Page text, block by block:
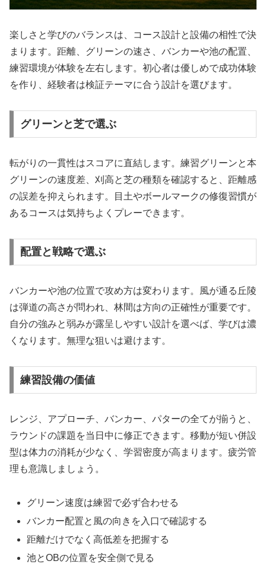
楽しさと学びのバランスは、コース設計と設備の相性で決
まります。距離、グリーンの速さ、バンカーや池の配置、
練習環境が体験を左右します。初心者は優しめで成功体験
を作り、経験者は検証テーマに合う設計を選びます。
グリーンと芝で選ぶ
転がりの一貫性はスコアに直結します。練習グリーンと本
グリーンの速度差、刈高と芝の種類を確認すると、距離感
の誤差を抑えられます。目土やボールマークの修復習慣が
あるコースは気持ちよくプレーできます。
配置と戦略で選ぶ
バンカーや池の位置で攻め方は変わります。風が通る丘陵
は弾道の高さが問われ、林間は方向の正確性が重要です。
自分の強みと弱みが露呈しやすい設計を選べば、学びは濃
くなります。無理な狙いは避けます。
練習設備の価値
レンジ、アプローチ、バンカー、パターの全てが揃うと、
ラウンドの課題を当日中に修正できます。移動が短い併設
型は体力の消耗が少なく、学習密度が高まります。疲労管
理も意識しましょう。
グリーン速度は練習で必ず合わせる
バンカー配置と風の向きを入口で確認する
距離だけでなく高低差を把握する
池とOBの位置を安全側で見る